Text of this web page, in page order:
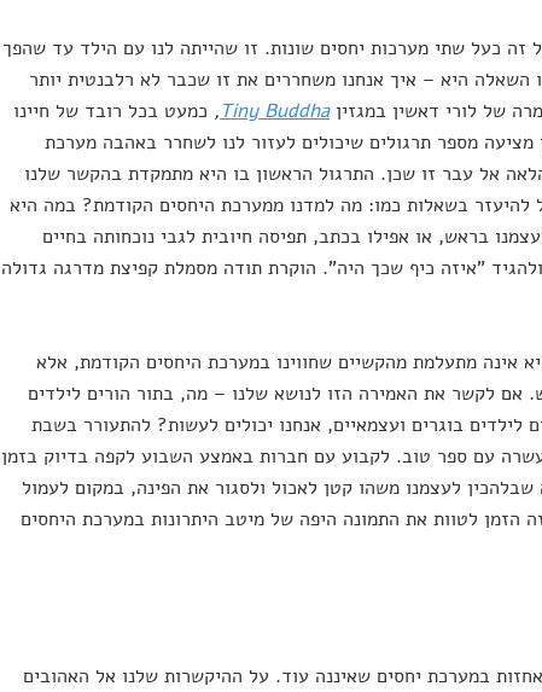
כעל שתי מערכות יחסים שונות. זו שהייתה לנו עם הילד עד שהפך
השאלה היא – איך אנחנו משחררים את זו שכבר לא רלבנטית יותר
של לורי דאשין במגזיןTiny Buddha
, כמעט בכל רובד של חיינו
מספר תרגולים שיכולים לעזור לנו לשחרר באהבה מערכת
אל עבר זו שכן. התרגול הראשון בו היא מתמקדת בהקשר שלנו
להיעזר בשאלות כמו: מה למדנו ממערכת היחסים הקודמת? במה היא
בראש, או אפילו בכתב, תפיסה חיובית לגבי נוכחותה בחיים
"איזה כיף שכך היה". הוקרת תודה מסמלת קפיצת מדרגה גדולה
אינה מתעלמת מהקשיים שחווינו במערכת היחסים הקודמת, אלא
אם לקשר את האמירה הזו לנושא שלנו – מה, בתור הורים לילדים
לילדים בוגרים ועצמאיים, אנחנו יכולים לעשות? להתעורר בשבת
עם ספר טוב. לקבוע עם חברות באמצע השבוע לקפה בדיוק בזמן
לעצמנו משהו קטן לאכול ולסגור את הפינה, במקום לעמול
הזמן לטוות את התמונה היפה של מיטב היתרונות במערכת היחסים
במערכת יחסים שאיננה עוד. על ההיקשרות שלנו אל האהובים